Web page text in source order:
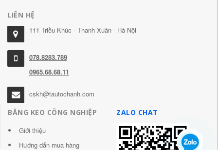
LIÊN HỆ
111 Triều Khúc - Thanh Xuân - Hà Nội
078.8283.789
0965.68.68.11
cskh@tautochanh.com
BĂNG KEO CÔNG NGHIỆP
Giới thiệu
Hướng dẫn mua hàng
ZALO CHAT